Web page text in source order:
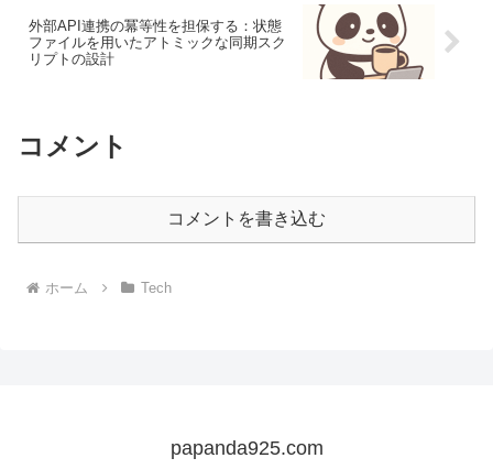
外部API連携の冪等性を担保する：状態
ファイルを用いたアトミックな同期スク
リプトの設計
コメント
コメントを書き込む
ホーム Tech
papanda925.com